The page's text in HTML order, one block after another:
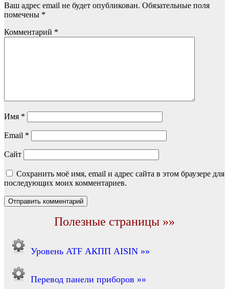
Ваш адрес email не будет опубликован. Обязательные поля
помечены *
Комментарий *
Имя *
Email *
Сайт
Сохранить моё имя, email и адрес сайта в этом браузере для
последующих моих комментариев.
Полезные страницы »»
Уровень ATF АКПП AISIN »»
Перевод панели приборов »»